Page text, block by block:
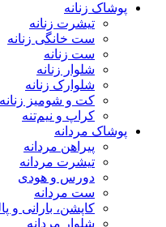
پوشاک زنانه
تیشرت زنانه
ست خانگی زنانه
ست زنانه
شلوار زنانه
شلوارک زنانه
کت و شومیز زنانه
کراپ و نیم‌تنه
پوشاک مردانه
پیراهن مردانه
تیشرت مردانه
دورس و هودی
ست مردانه
کاپشن، بارانی و
شلوار مردانه